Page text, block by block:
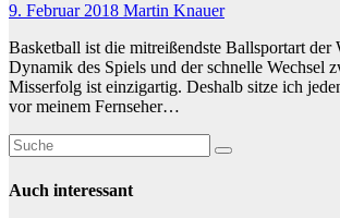
9. Februar 2018 Martin Knauer
Basketball ist die mitreißendste Ballsportart der
Dynamik des Spiels und der schnelle Wechsel
Misserfolg ist einzigartig. Deshalb sitze ich
vor meinem Fernseher…
Auch interessant